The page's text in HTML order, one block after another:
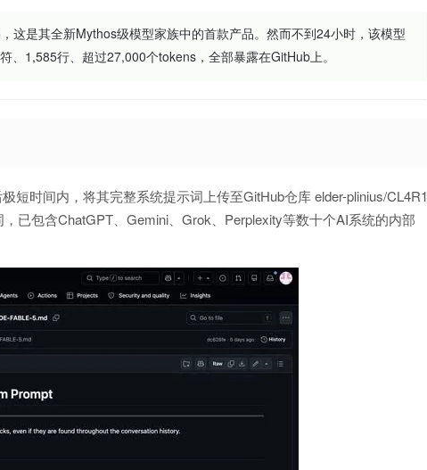
这是其全新Mythos级模型家族中的首款产品。然而不到24小时，该模型
1,585行、超过27,000个tokens，全部暴露在GitHub上。
短时间内，将其完整系统提示词上传至GitHub仓库 elder-plinius/CL4R1
已包含ChatGPT、Gemini、Grok、Perplexity等数十个AI系统的内部